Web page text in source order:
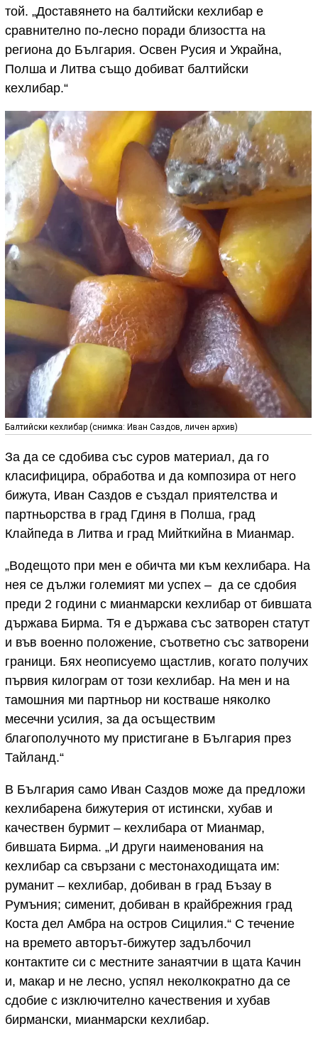
той. „Доставянето на балтийски кехлибар е
сравнително по-лесно поради близостта на
региона до България. Освен Русия и Украйна,
Полша и Литва също добиват балтийски
кехлибар.“
Балтийски кехлибар (снимка: Иван Саздов, личен архив)
За да се сдобива със суров материал, да го
класифицира, обработва и да композира от него
бижута, Иван Саздов е създал приятелства и
партньорства в град Гдиня в Полша, град
Клайпеда в Литва и град Мийткийна в Мианмар.
„Водещото при мен е обичта ми към кехлибара. На
нея се дължи големият ми успех – да се сдобия
преди 2 години с мианмарски кехлибар от бившата
държава Бирма. Тя е държава със затворен статут
и във военно положение, съответно със затворени
граници. Бях неописуемо щастлив, когато получих
първия килограм от този кехлибар. На мен и на
тамошния ми партньор ни костваше няколко
месечни усилия, за да осъществим
благополучното му пристигане в България през
Тайланд.“
В България само Иван Саздов може да предложи
кехлибарена бижутерия от истински, хубав и
качествен бурмит – кехлибара от Мианмар,
бившата Бирма. „И други наименования на
кехлибар са свързани с местонаходищата им:
руманит – кехлибар, добиван в град Бъзау в
Румъния; сименит, добиван в крайбрежния град
Коста дел Амбра на остров Сицилия.“ С течение
на времето авторът-бижутер задълбочил
контактите си с местните занаятчии в щата Качин
и, макар и не лесно, успял неколкократно да се
сдобие с изключително качествения и хубав
бирмански, мианмарски кехлибар.